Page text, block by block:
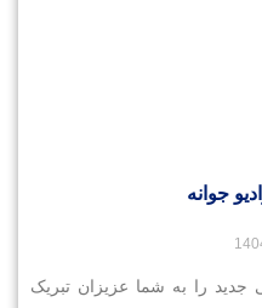
جوانه
را به شما عزیزان تبریک